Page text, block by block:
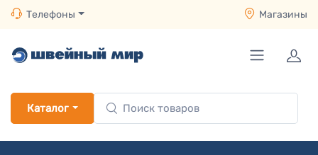
Телефоны Магазины
Каталог